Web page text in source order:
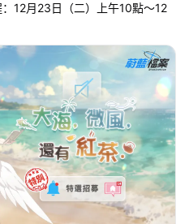
12月23日（二）上午10點～12